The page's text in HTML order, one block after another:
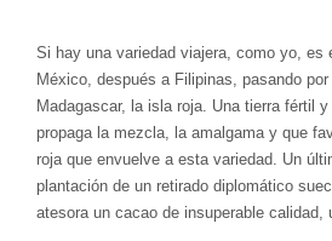
Si hay una variedad viajera, como yo, es
México, después a Filipinas, pasando
Madagascar, la isla roja. Una tierra fértil
propaga la mezcla, la amalgama y que
roja que envuelve a esta variedad. Un
plantación de un retirado diplomático
atesora un cacao de insuperable calidad,